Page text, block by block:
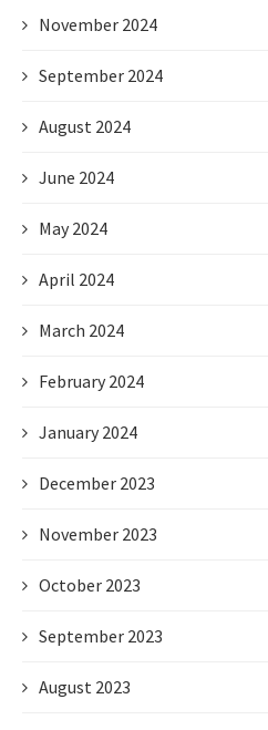
November 2024
September 2024
August 2024
June 2024
May 2024
April 2024
March 2024
February 2024
January 2024
December 2023
November 2023
October 2023
September 2023
August 2023